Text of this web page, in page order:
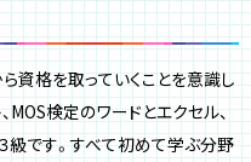
資格を取っていくことを意識し
検定のワードとエクセル、
級です。すべて初めて学ぶ分野